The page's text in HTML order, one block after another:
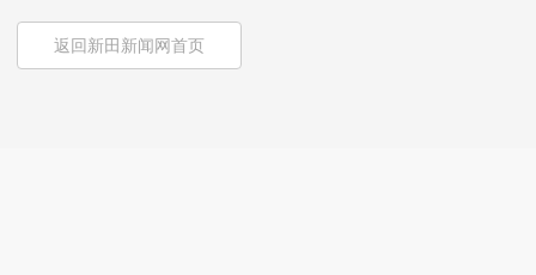
返回新田新闻网首页